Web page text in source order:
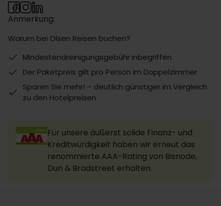
Anmerkung:
Warum bei Olsen Reisen buchen?
Mindestendreinigungsgebühr inbegriffen
Der Paketpreis gilt pro Person im Doppelzimmer
Sparen Sie mehr! – deutlich günstiger im Vergleich
zu den Hotelpreisen
Für unsere äußerst solide Finanz- und
Kreditwürdigkeit haben wir erneut das
renommierte AAA-Rating von Bisnode,
Dun & Bradstreet erhalten.